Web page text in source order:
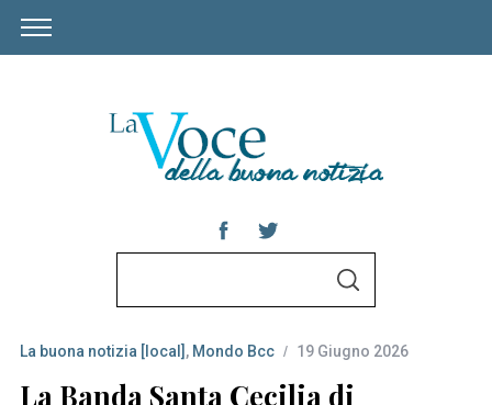
r
c
S
C
H
La buona notizia [local] , Mondo Bcc 19 Giugno 2026
La Banda Santa Cecilia di